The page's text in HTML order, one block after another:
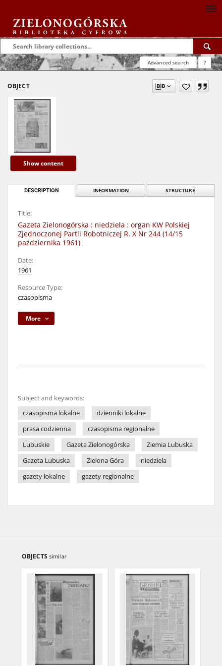
Advanced search ?
OBJECT
Show content
DESCRIPTION INFORMATION STRUCTURE
Title:
Gazeta Zielonogórska : niedziela : organ KW Polskiej
Zjednoczonej Partii Robotniczej R. X Nr 244 (14/15
października 1961)
Date:
1961
Resource Type:
czasopisma
More
Subject and keywords:
czasopisma lokalne
dzienniki lokalne
prasa codzienna
czasopisma regionalne
Lubuskie
Gazeta Zielonogórska
Ziemia Lubuska
Gazeta Lubuska
Zielona Góra
niedziela
gazety lokalne
gazety regionalne
OBJECTS similar